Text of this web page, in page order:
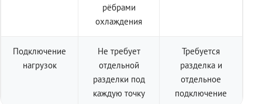
рёбрами
охлаждения
Подключение
нагрузок
Не требует
отдельной
разделки под
каждую точку
Требуется
разделка и
отдельное
подключение